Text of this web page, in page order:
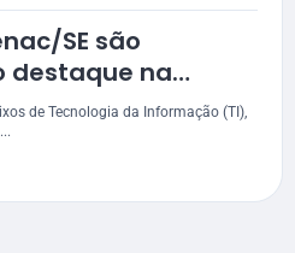
SE são
destaque na
de Tecnologia da Informação (TI),